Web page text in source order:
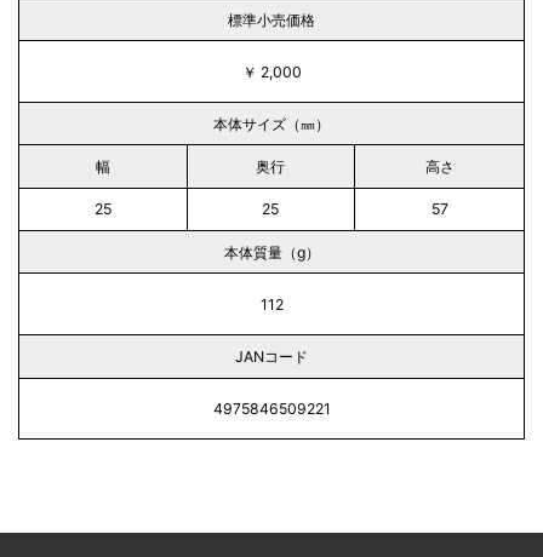
標準小売価格
￥ 2,000
本体サイズ（㎜）
幅 奥行 高さ
25 25 57
本体質量（g）
112
JANコード
4975846509221